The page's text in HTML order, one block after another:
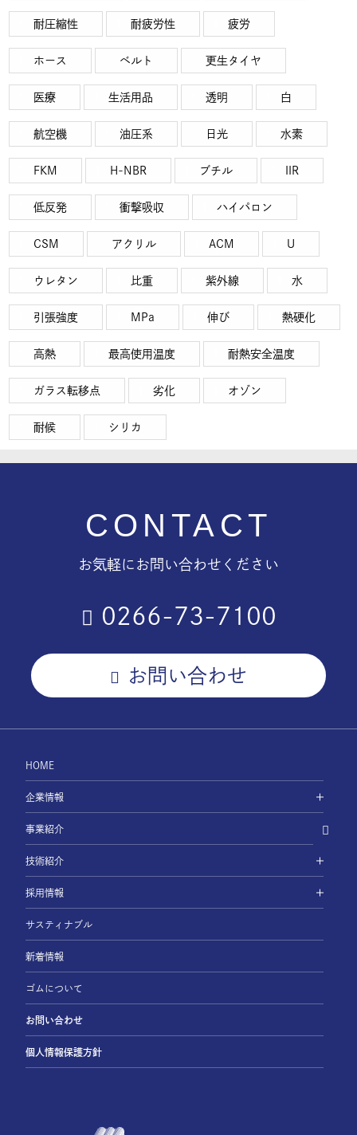
耐圧縮性 耐疲労性 疲労
ホース ベルト 更生タイヤ
医療 生活用品 透明 白
航空機 油圧系 日光 水素
FKM H-NBR ブチル IIR
低反発 衝撃吸収 ハイパロン
CSM アクリル ACM U
ウレタン 比重 紫外線 水
引張強度 MPa 伸び 熱硬化
高熱 最高使用温度 耐熱安全温度
ガラス転移点 劣化 オゾン
耐候 シリカ
CONTACT
お気軽にお問い合わせください
0266-73-7100
お問い合わせ
HOME
企業情報
事業紹介
技術紹介
採用情報
サスティナブル
新着情報
ゴムについて
お問い合わせ
個人情報保護方針